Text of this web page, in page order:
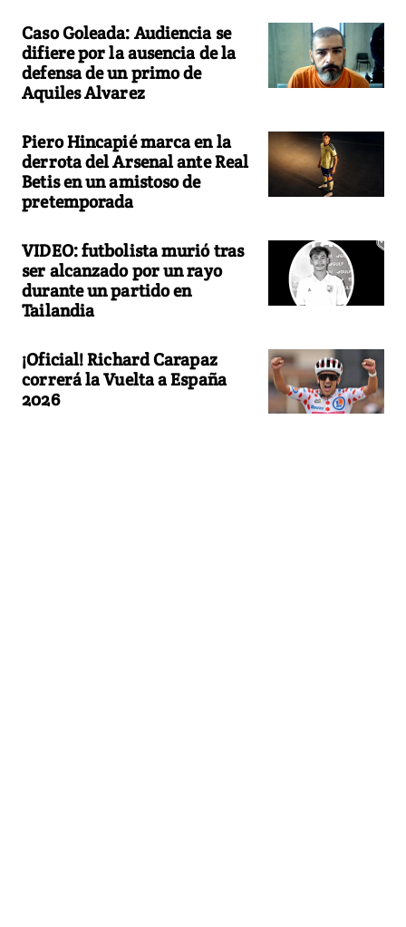
Caso Goleada: Audiencia se
difiere por la ausencia de la
defensa de un primo de
Aquiles Alvarez
Piero Hincapié marca en la
derrota del Arsenal ante Real
Betis en un amistoso de
pretemporada
VIDEO: futbolista murió tras
ser alcanzado por un rayo
durante un partido en
Tailandia
¡Oficial! Richard Carapaz
correrá la Vuelta a España
2026